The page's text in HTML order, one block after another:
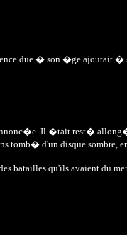
due � son �ge ajoutait
Il �tait rest�
d'un disque sombre,
batailles qu'ils avaient du